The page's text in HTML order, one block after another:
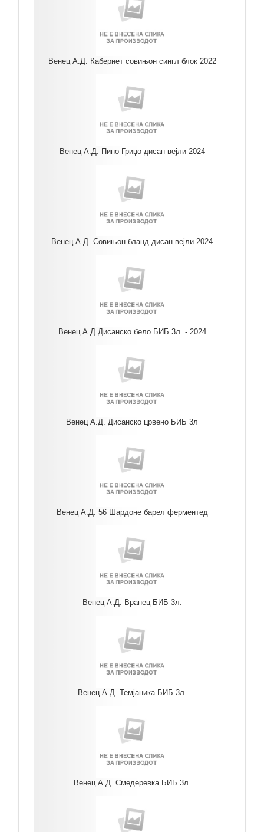
Венец А.Д. Кабернет совињон сингл блок 2022
Венец А.Д. Пино Гриџо дисан вејли 2024
Венец А.Д. Совињон бланд дисан вејли 2024
Венец А.Д Дисанско бело БИБ 3л. - 2024
Венец А.Д. Дисанско црвено БИБ 3л
Венец А.Д. 56 Шардоне барел ферментед
Венец А.Д. Вранец БИБ 3л.
Венец А.Д. Темјаника БИБ 3л.
Венец А.Д. Смедеревка БИБ 3л.